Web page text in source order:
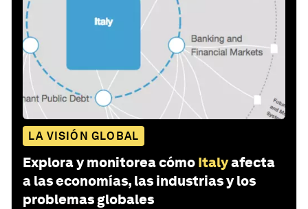
LA VISIÓN GLOBAL
Explora y monitorea cómo Italyafecta
a las economías, las industrias y los
problemas globales